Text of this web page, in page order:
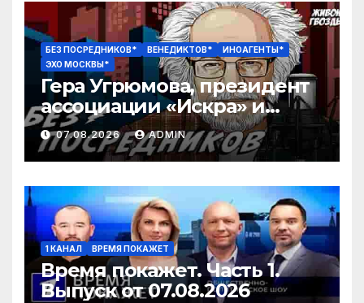
БЕЗ ПОСРЕДНИКОВ* ВЕНЕДИКТОВ*
ИНОАГЕНТЫ*
ЭХО МОСКВЫ*
Гера Угрюмова, президент
ассоциации «Искра» и
Алексей Венедиктов* / Без
посредников // 07.08.26
07.08.2026 ADMIN
1 КАНАЛ ВРЕМЯ ПОКАЖЕТ
Время покажет. Часть 1.
Выпуск от 07.08.2026